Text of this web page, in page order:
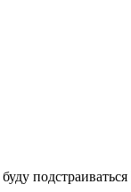
подстраиваться